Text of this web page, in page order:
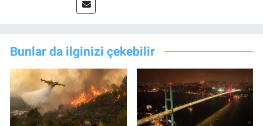
Bunlar da ilginizi çekebilir